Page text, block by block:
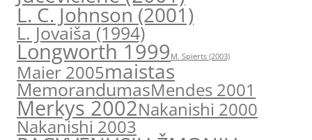
L. C. Johnson (2001)
L. Jovaiša (1994)
Longworth 1999 M. Spierts (2003)
Maier 2005maistas
MemorandumasMendes 2001
Merkys 2002Nakanishi 2000
Nakanishi 2003